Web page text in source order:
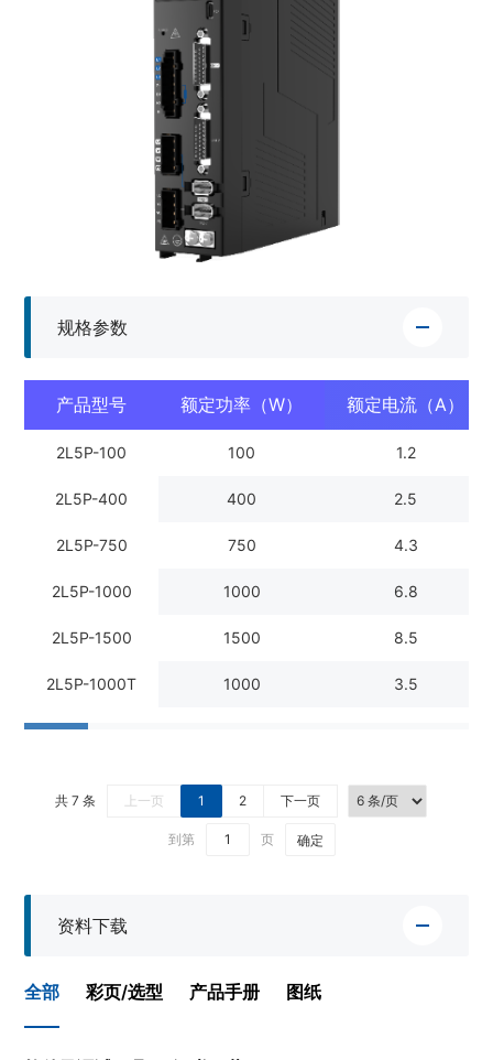
规格参数
产品型号 额定功率（W） 额定电流（A）
2L5P-100 100 1.2
2L5P-400 400 2.5
2L5P-750 750 4.3
2L5P-1000 1000 6.8
2L5P-1500 1500 8.5
2L5P-1000T 1000 3.5
共 7 条 上一页 1 2 下一页
到第 页 确定
资料下载
全部 彩页/选型 产品手册 图纸